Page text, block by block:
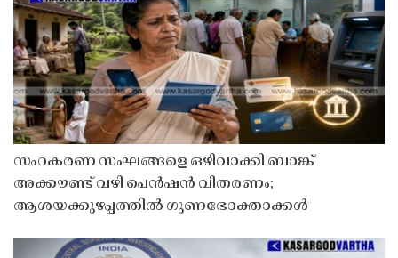
സഹകരണ സംഘങ്ങളെ ഒഴിവാക്കി ബാങ്ക്
അക്കൗണ്ട് വഴി പെൻഷൻ വിതരണം;
ആശയക്കുഴപ്പത്തിൽ ഗുണഭോക്താക്കൾ